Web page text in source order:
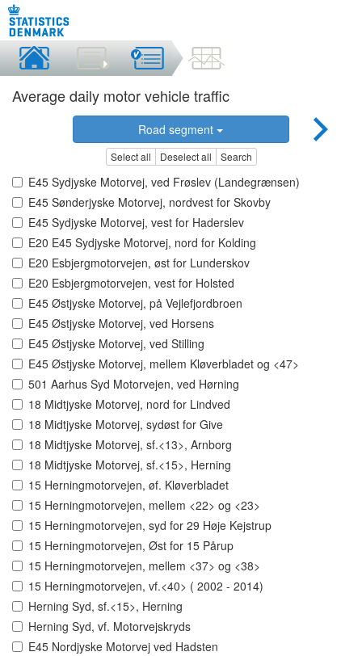
Average daily motor vehicle traffic
Road segment
Select all Deselect all Search
E45 Sydjyske Motorvej, ved Frøslev (Landegrænsen)
E45 Sønderjyske Motorvej, nordvest for Skovby
E45 Sydjyske Motorvej, vest for Haderslev
E20 E45 Sydjyske Motorvej, nord for Kolding
E20 Esbjergmotorvejen, øst for Lunderskov
E20 Esbjergmotorvejen, vest for Holsted
E45 Østjyske Motorvej, på Vejlefjordbroen
E45 Østjyske Motorvej, ved Horsens
E45 Østjyske Motorvej, ved Stilling
E45 Østjyske Motorvej, mellem Kløverbladet og <47>
501 Aarhus Syd Motorvejen, ved Hørning
18 Midtjyske Motorvej, nord for Lindved
18 Midtjyske Motorvej, sydøst for Give
18 Midtjyske Motorvej, sf.<13>, Arnborg
18 Midtjyske Motorvej, sf.<15>, Herning
15 Herningmotorvejen, øf. Kløverbladet
15 Herningmotorvejen, mellem <22> og <23>
15 Herningmotorvejen, syd for 29 Høje Kejstrup
15 Herningmotorvejen, Øst for 15 Pårup
15 Herningmotorvejen, mellem <37> og <38>
15 Herningmotorvejen, vf.<40> ( 2002 - 2014)
Herning Syd, sf.<15>, Herning
Herning Syd, vf. Motorvejskryds
E45 Nordjyske Motorvej ved Hadsten